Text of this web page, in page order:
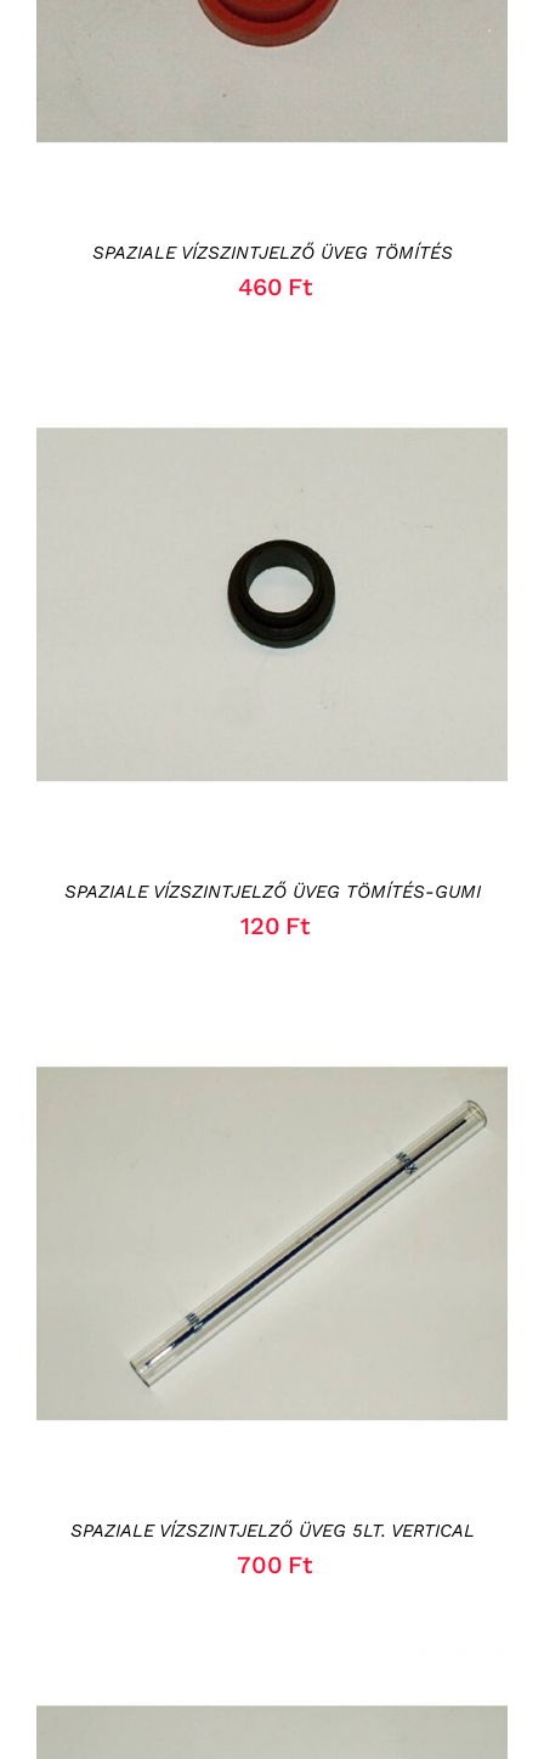
SPAZIALE VÍZSZINTJELZŐ ÜVEG TÖMÍTÉS
460 Ft
KOSÁRBA TESZEM / RÉSZLETEK
SPAZIALE VÍZSZINTJELZŐ ÜVEG TÖMÍTÉS-GUMI
120 Ft
KOSÁRBA TESZEM / RÉSZLETEK
SPAZIALE VÍZSZINTJELZŐ ÜVEG 5LT. VERTICAL
700 Ft